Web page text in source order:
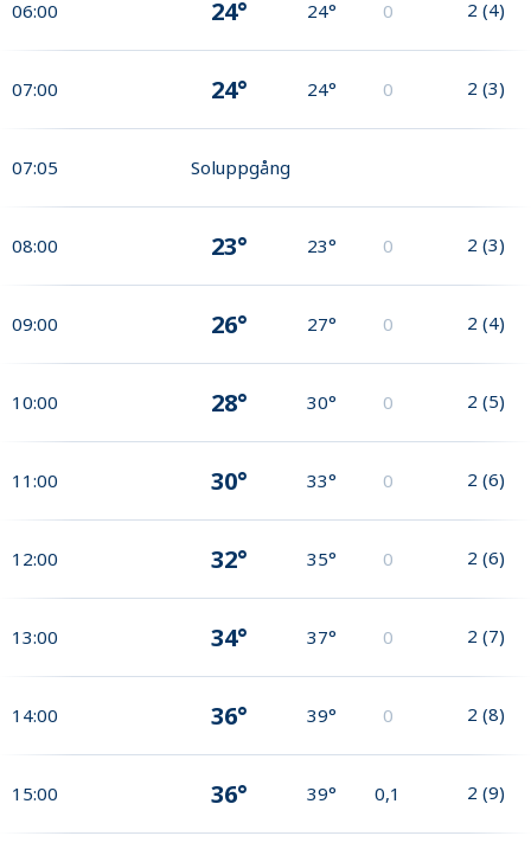
06:00 24° 24° 0 2 (4)
07:00 24° 24° 0 2 (3)
07:05 Soluppgång
08:00 23° 23° 0 2 (3)
09:00 26° 27° 0 2 (4)
10:00 28° 30° 0 2 (5)
11:00 30° 33° 0 2 (6)
12:00 32° 35° 0 2 (6)
13:00 34° 37° 0 2 (7)
14:00 36° 39° 0 2 (8)
15:00 36° 39° 0,1 2 (9)